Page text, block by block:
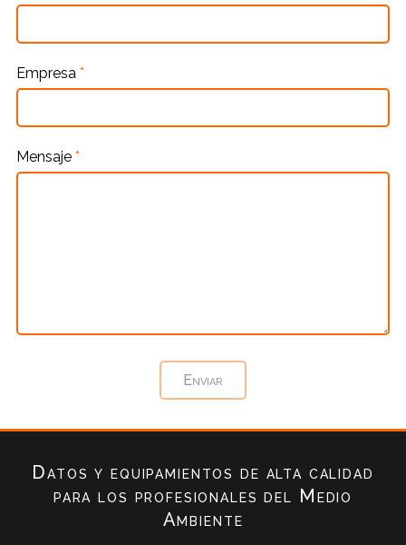
Empresa *
Mensaje *
Datos y equipamientos de alta calidad
para los profesionales del Medio
Ambiente